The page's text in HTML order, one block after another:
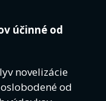
účinné od
novelizácie
od